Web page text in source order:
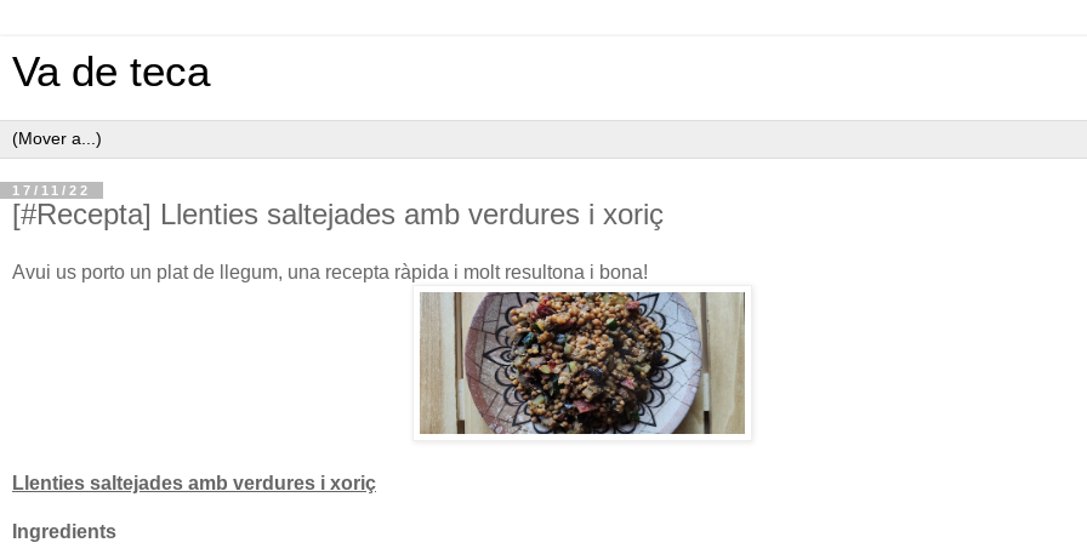
Va de teca
17/11/22
[#Recepta] Llenties saltejades amb verdures i xoriç
Avui us porto un plat de llegum, una recepta ràpida i molt resultona i bona!
Llenties saltejades amb verdures i xoriç
Ingredients